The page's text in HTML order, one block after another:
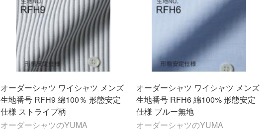
オーダーシャツ ワイシャツ メンズ
生地番号 RFH9 綿100％ 形態安定
仕様 ストライプ柄
オーダーシャツのYUMA
オーダーシャツ ワイシャツ メンズ
生地番号 RFH6 綿100% 形態安定
仕様 ブルー無地
オーダーシャツのYUMA